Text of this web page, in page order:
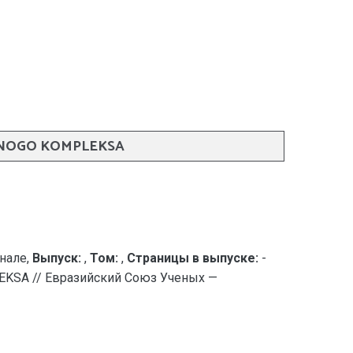
KOMPLEKSA
Выпуск: , Том: , Страницы в выпуске: -
// Евразийский Союз Ученых —